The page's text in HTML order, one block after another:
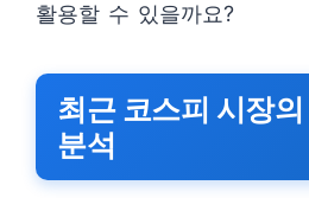
활용할 수 있을까요?
최근 코스피 시장
분석